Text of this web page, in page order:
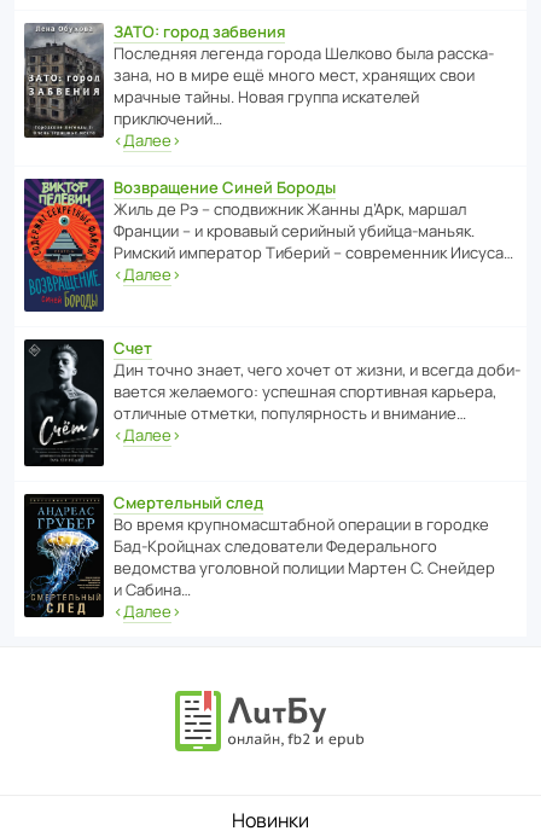
ЗАТО: город забвения
После­дняя легенда города Шелково была расска­
зана, но в мире ещё много мест, хранящих свои
мрачные тайны. Новая группа иска­телей
приключений…
‹Далее›
Возвращение Синей Бороды
Жиль де Рэ – спод­ви­жник Жанны д’Арк, маршал
Франции – и кровавый серийный убийца-маньяк.
Римский импе­ратор Тиберий – совре­менник Иисуса…
‹Далее›
Счет
Дин точно знает, чего хочет от жизни, и всегда доби­
ва­ется жела­е­мого: успе­шная спор­ти­вная карьера,
отли­чные отметки, попу­ля­р­ность и внимание…
‹Далее›
Смертельный след
Во время круп­но­мас­ш­та­бной операции в городке
Бад‑Крой­цнах следо­ва­тели Феде­раль­ного
ведомства уголо­вной полиции Мартен С. Снейдер
и Сабина…
‹Далее›
Новинки